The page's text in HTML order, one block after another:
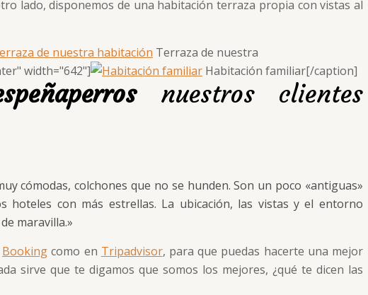
lado, disponemos de una habitación terraza propia con vistas al
Terraza de nuestra
width="642"]
Habitación familiar[/caption]
nuestros clientes
cómodas, colchones que no se hunden. Son un poco «antiguas»
con más estrellas. La ubicación, las vistas y el entorno
maravilla.»
Booking como en Tripadvisor, para que puedas hacerte una mejor
sirve que te digamos que somos los mejores, ¿qué te dicen las